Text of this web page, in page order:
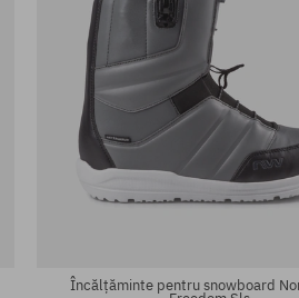
Încălțăminte pentru snowboard